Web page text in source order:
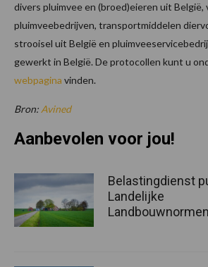
divers pluimvee en (broed)eieren uit België,
pluimveebedrijven, transportmiddelen
strooisel uit België en
gewerkt in België. De protocollen kunt u
webpagina vinden.
Bron: Avined
Aanbevolen voor jou!
Belastingdienst
Landelijke